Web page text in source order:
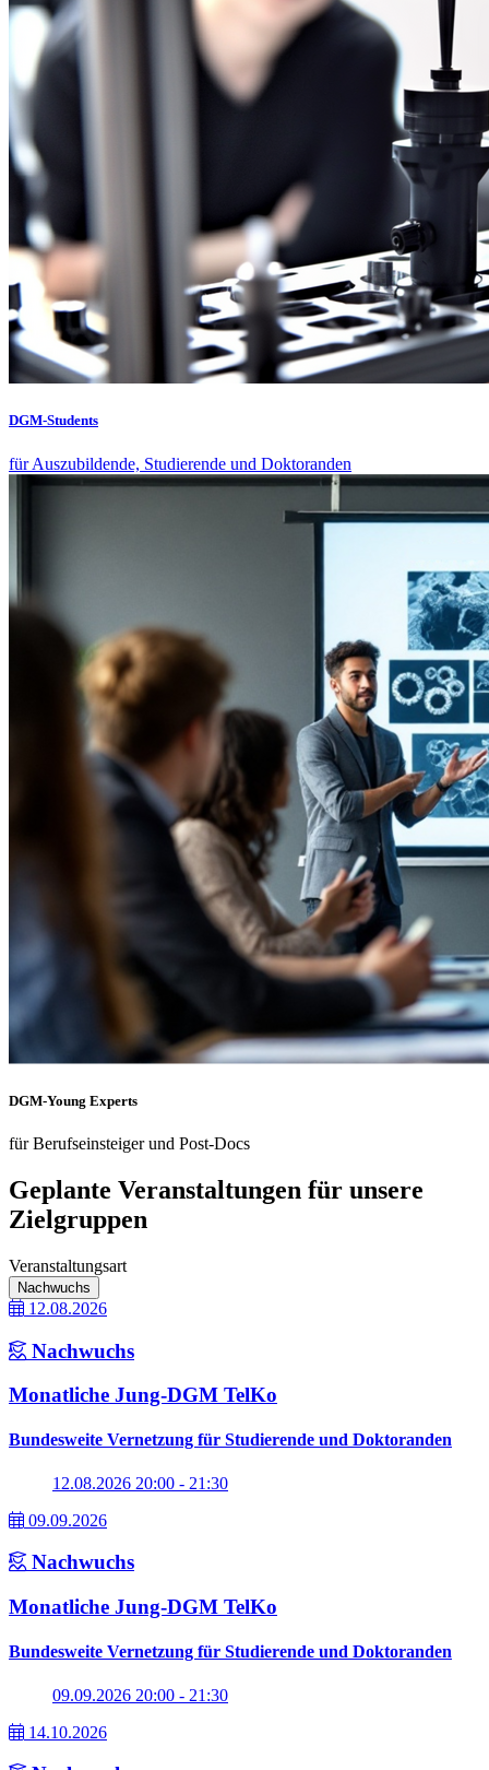
DGM-Students
für Auszubildende, Studierende und Doktoranden
DGM-Young Experts
für Berufseinsteiger und Post-Docs
Geplante Veranstaltungen für unsere
Zielgruppen
Veranstaltungsart
Nachwuchs
12.08.2026
Nachwuchs
Monatliche Jung-DGM TelKo
Bundesweite Vernetzung für Studierende und Doktoranden
12.08.2026 20:00 - 21:30
09.09.2026
Nachwuchs
Monatliche Jung-DGM TelKo
Bundesweite Vernetzung für Studierende und Doktoranden
09.09.2026 20:00 - 21:30
14.10.2026